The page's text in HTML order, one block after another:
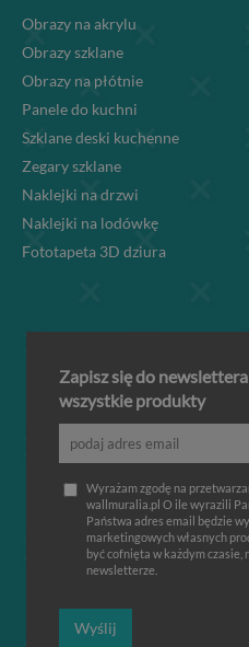
Obrazy na akrylu
Obrazy szklane
Obrazy na płótnie
Panele do kuchni
Szklane deski kuchenne
Zegary szklane
Naklejki na drzwi
Naklejki na lodówkę
Fototapeta 3D dziura
Zapisz się do
wszystkie produkty
Wyrażam zgodę na
wallmuralia.pl O ile wyrazili
Państwa adres email będzie
marketingowych własnych
być cofnięta w każdym
newsletterze.
Wyślij